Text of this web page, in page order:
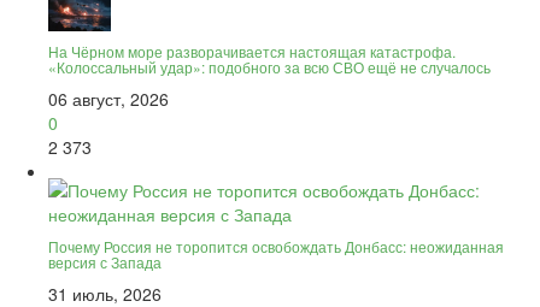
На Чёрном море разворачивается настоящая катастрофа.
«Колоссальный удар»: подобного за всю СВО ещё не случалось
06 август, 2026
0
2 373
Почему Россия не торопится освобождать Донбасс: неожиданная
версия с Запада
31 июль, 2026